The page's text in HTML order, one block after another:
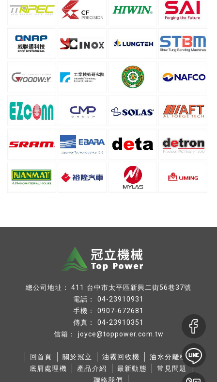
台中市太平區新興二街56巷37號
04-23910931
0907-672681
04-23910351
joyce@toppower.com.tw
回首頁 關於冠立 油霧回收機
油水分離機
底屑處理機
產品介紹 最新動態
常見問題
聯絡我們